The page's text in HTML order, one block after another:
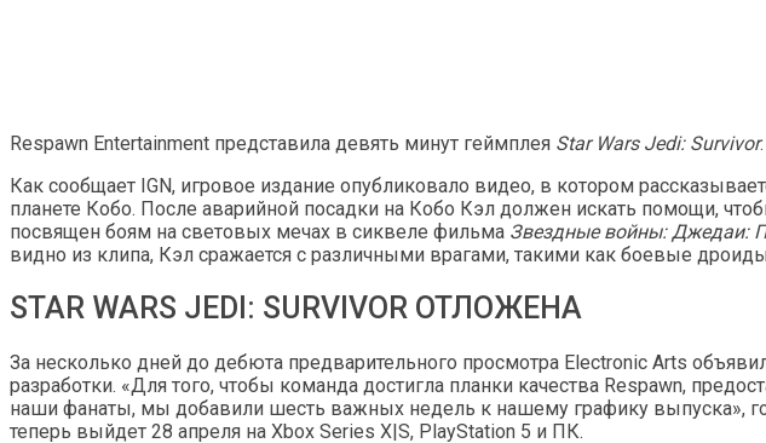
Respawn Entertainment представила девять минут геймплея Star Wars Jedi: Survivor.
Как сообщает IGN, игровое издание опубликовало видео, в котором
планете Кобо. После аварийной посадки на Кобо Кэл должен искать помощи,
посвящен боям на световых мечах в сиквеле фильма Звездные войны: Джедаи:
видно из клипа, Кэл сражается с различными врагами, такими как боевые
STAR WARS JEDI: SURVIVOR ОТЛОЖЕНА
За несколько дней до дебюта предварительного просмотра Electronic Arts
разработки. «Для того, чтобы команда достигла планки качества Respawn,
наши фанаты, мы добавили шесть важных недель к нашему графику выпуска»,
теперь выйдет 28 апреля на Xbox Series X|S, PlayStation 5 и ПК.